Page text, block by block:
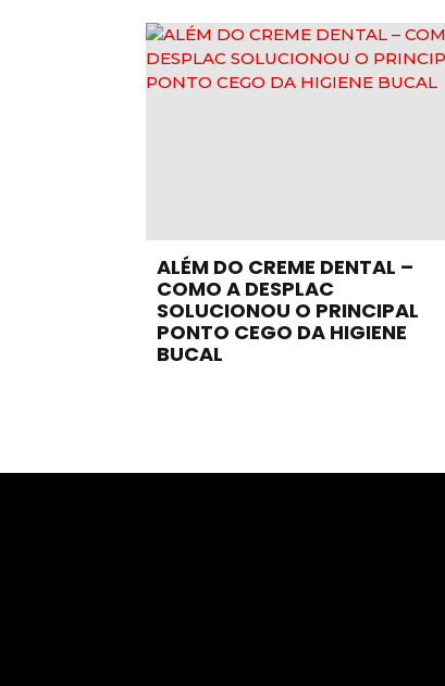
ALÉM DO CREME DENTAL –
COMO A DESPLAC
SOLUCIONOU O PRINCIPAL
PONTO CEGO DA HIGIENE
BUCAL